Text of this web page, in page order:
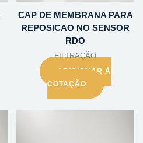
CAP DE MEMBRANA PARA
REPOSICAO NO SENSOR
RDO
FILTRAÇÃO
ADICIONAR À
COTAÇÃO